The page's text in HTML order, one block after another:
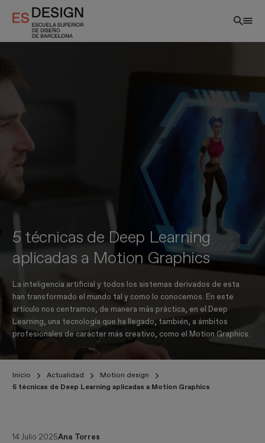
contenido
principal
5 técnicas de Deep Learning
aplicadas a Motion Graphics
La inteligencia artificial y todos los sistemas derivados de esta
han transformado el mundo tal y como lo conocemos. En este
artículo nos centramos, de manera más práctica, en el Deep
Learning, una tecnología que ha llegado, también, a ámbitos
profesionales de carácter más creativo, como el Motion Graphics.
Inicio Actualidad
Motion design
5 técnicas de Deep Learning aplicadas a Motion Graphics
14 Julio 2025Ana Torres